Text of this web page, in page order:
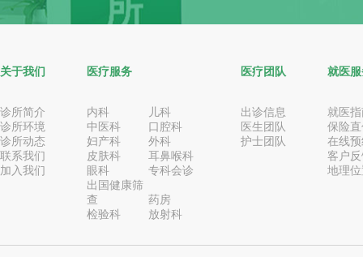
关于我们
诊所简介
诊所环境
诊所动态
联系我们
加入我们
医疗服务
内科
儿科
中医科
口腔科
妇产科
外科
皮肤科
耳鼻喉科
眼科
专科会诊
出国健康筛
查
药房
检验科
放射科
医疗团队
出诊信息
医生团队
护士团队
就医
就医
保险
在线
客户
地理